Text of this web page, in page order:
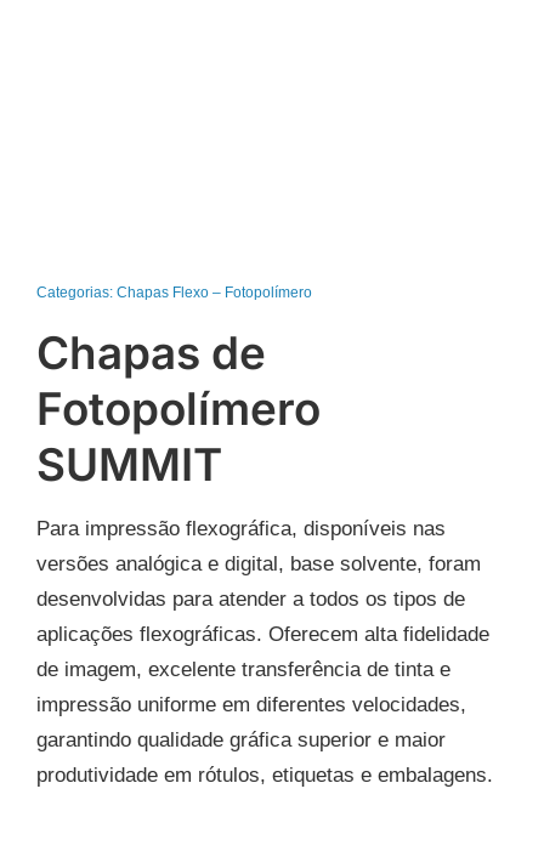
Categorias: Chapas Flexo – Fotopolímero
Chapas de
Fotopolímero
SUMMIT
Para impressão flexográfica, disponíveis nas
versões analógica e digital, base solvente, foram
desenvolvidas para atender a todos os tipos de
aplicações flexográficas. Oferecem alta fidelidade
de imagem, excelente transferência de tinta e
impressão uniforme em diferentes velocidades,
garantindo qualidade gráfica superior e maior
produtividade em rótulos, etiquetas e embalagens.